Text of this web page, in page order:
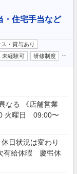
・住宅手当など
・賞与あり
未経験可 研修制度
なる 《店舗営業
火曜日 09:00〜
日状況は変わり
有給休暇 慶弔休